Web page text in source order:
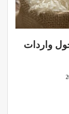
حول واردات